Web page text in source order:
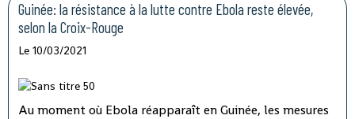
tentent de lever le blocus par la négociation.
Guinée: la résistance à la lutte contre Ebola reste élevée,
selon la Croix-Rouge
Le 10/03/2021
Au moment où Ebola réapparaît en Guinée, les mesures